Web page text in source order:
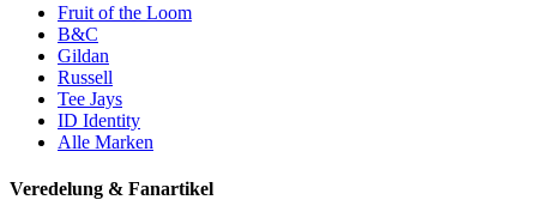
Fruit of the Loom
B&C
Gildan
Russell
Tee Jays
ID Identity
Alle Marken
Veredelung & Fanartikel